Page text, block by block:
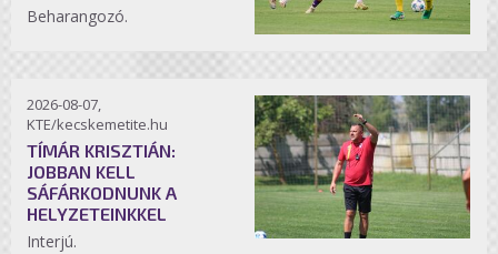
Beharangozó.
2026-08-07,
KTE/kecskemetite.hu
TÍMÁR KRISZTIÁN:
JOBBAN KELL
SÁFÁRKODNUNK A
HELYZETEINKKEL
Interjú.